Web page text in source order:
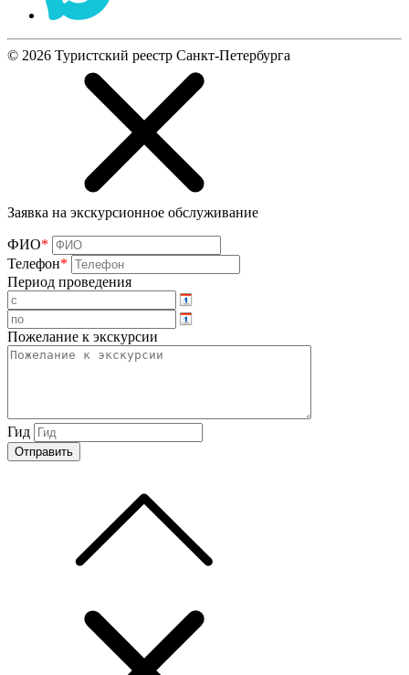
© 2026 Туристский реестр Санкт-Петербурга
Заявка на экскурсионное обслуживание
ФИО*
Телефон*
Период проведения
Пожелание к экскурсии
Гид